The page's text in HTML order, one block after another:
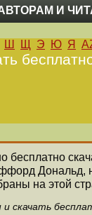
И
Ш Щ Э Ю Я
бесплатно
на этой
скачать